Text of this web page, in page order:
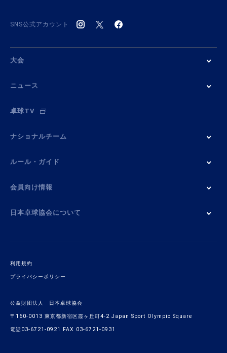
SNS公式アカウント
大会
ニュース
卓球TV
ナショナルチーム
ルール・ガイド
会員向け情報
日本卓球協会について
利用規約
プライバシーポリシー
公益財団法人 日本卓球協会
〒160-0013 東京都新宿区霞ヶ丘町4-2 Japan Sport Olympic Square
電話03-6721-0921 FAX 03-6721-0931